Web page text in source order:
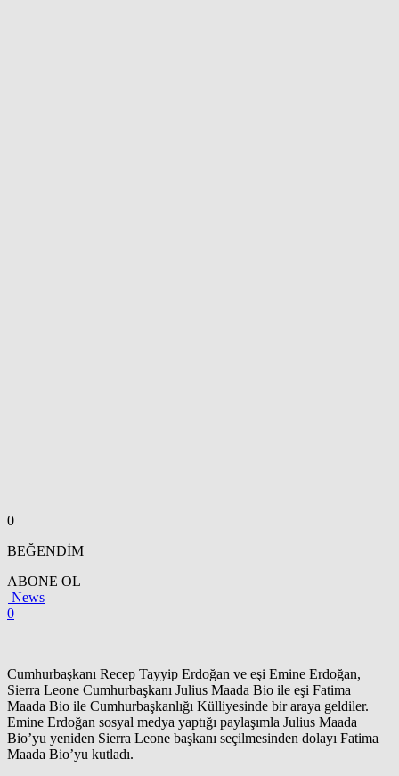
0
BEĞENDİM
ABONE OL
News
0
Cumhurbaşkanı Recep Tayyip Erdoğan ve eşi Emine Erdoğan,
Sierra Leone Cumhurbaşkanı Julius Maada Bio ile eşi Fatima
Maada Bio ile Cumhurbaşkanlığı Külliyesinde bir araya geldiler.
Emine Erdoğan sosyal medya yaptığı paylaşımla Julius Maada
Bio’yu yeniden Sierra Leone başkanı seçilmesinden dolayı Fatima
Maada Bio’yu kutladı.